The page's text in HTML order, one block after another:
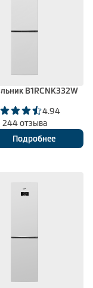
B1RCNK332W
4.94
244 отзыва
Подробнее